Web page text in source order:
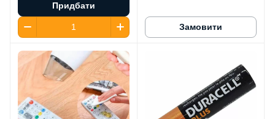
Придбати
Замовити